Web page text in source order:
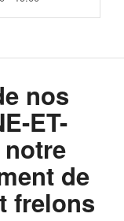
nos
ET-
notre
de
frelons